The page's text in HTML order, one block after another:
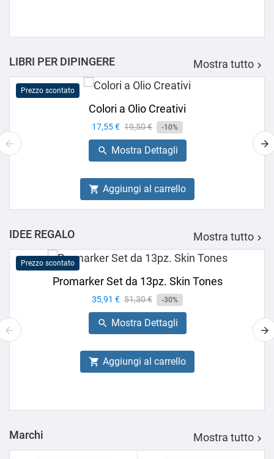
LIBRI PER DIPINGERE Mostra tutto 
Prezzo scontato
Colori a Olio Creativi
Prezzo
17,55 € Prezzo
base
19,50 € -10%
 Mostra Dettagli
 Aggiungi al carrello
IDEE REGALO Mostra tutto 
Prezzo scontato
Promarker Set da 13pz. Skin Tones
Prezzo
35,91 € Prezzo
base
51,30 € -30%
 Mostra Dettagli
 Aggiungi al carrello
Marchi Mostra tutto 